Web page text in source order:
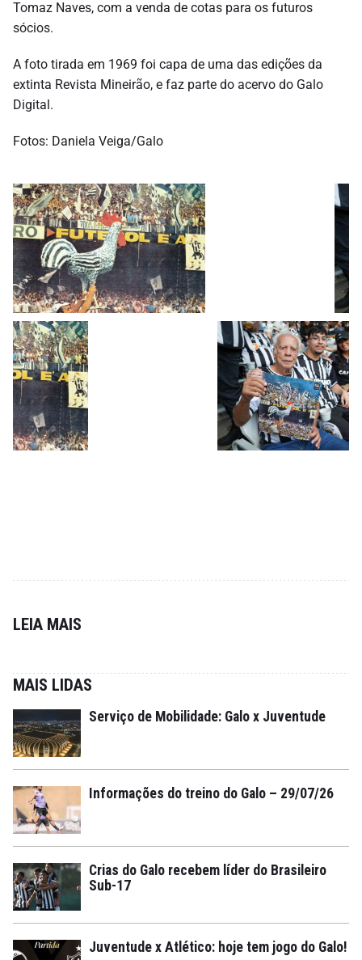
Tomaz Naves, com a venda de cotas para os futuros
sócios.
A foto tirada em 1969 foi capa de uma das edições da
extinta Revista Mineirão, e faz parte do acervo do Galo
Digital.
Fotos: Daniela Veiga/Galo
LEIA MAIS
MAIS LIDAS
Serviço de Mobilidade: Galo x Juventude
Informações do treino do Galo – 29/07/26
Crias do Galo recebem líder do Brasileiro
Sub-17
Juventude x Atlético: hoje tem jogo do Galo!